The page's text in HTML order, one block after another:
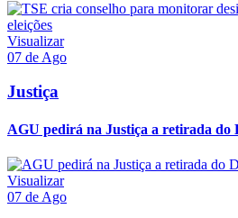
Visualizar
07 de Ago
Justiça
AGU pedirá na Justiça a retirada do
Visualizar
07 de Ago